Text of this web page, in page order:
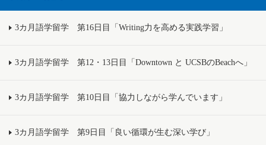
3カ月語学留学 第16日目「Writing力を高める実践学習」
3カ月語学留学 第12・13日目「Downtown と UCSBのBeachへ」
3カ月語学留学 第10日目「協力しながら学んでいます」
3カ月語学留学 第9日目「良い循環が生む深い学び」